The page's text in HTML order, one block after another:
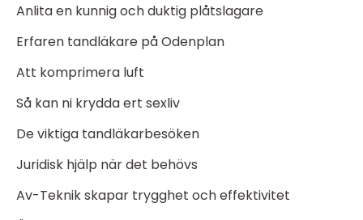
Anlita en kunnig och duktig plåtslagare
Erfaren tandläkare på Odenplan
Att komprimera luft
Så kan ni krydda ert sexliv
De viktiga tandläkarbesöken
Juridisk hjälp när det behövs
Av-Teknik skapar trygghet och effektivitet